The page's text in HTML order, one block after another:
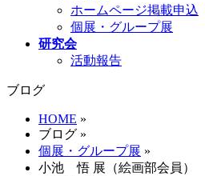
ホームページ掲載申込
個展・グループ展
研究会
活動報告
ブログ
HOME »
ブログ »
個展・グループ展 »
小池 悟 展（絵画部会員）